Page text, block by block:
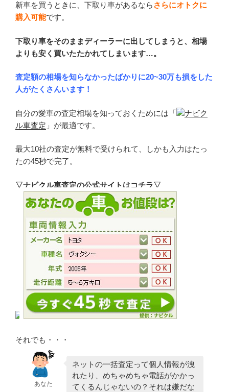
新車を買うときに、下取り車があるなら さらにオトクに
購入可能です。
下取り車をそのままディーラーに出してしまうと、相場
よりも安く買いたたかれてしまいます…。
査定額の相場を知らなかったばかりに20~30万も損をした
人がたくさんいます！
自分の愛車の査定相場を知っておくためには「
ナビク
ル車査定 」が最適です。
最大10社の査定が無料で受けられて、しかも入力はたっ
たの45秒で完了。
▽ナビクル車査定の公式サイトはコチラ▽
それでも・・・
あなた
ネットの一括査定って個人情報が洩
れたり、めちゃめちゃ電話がかかっ
てくるんじゃないの？それは嫌だな